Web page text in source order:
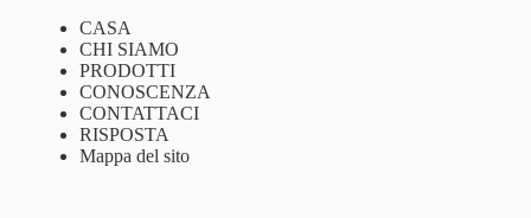
CASA
CHI SIAMO
PRODOTTI
CONOSCENZA
CONTATTACI
RISPOSTA
Mappa del sito